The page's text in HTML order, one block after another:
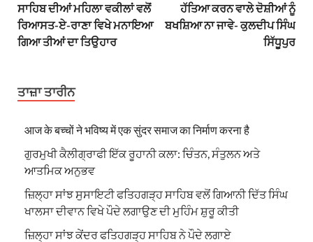
ਸਾਹਿਬ ਦੀਆਂ ਮਹਿਲਾ ਵਕੀਲਾਂ ਵਲੋਂ
ਰਿਆਸਤ-ਏ-ਰਾਣਾ ਵਿਖੇ ਮਨਾਇਆ
ਗਿਆ ਤੀਆਂ ਦਾ ਤਿਉਹਾਰ
ਹੱਤਿਆ ਕਰਨ ਵਾਲੇ ਦੋਸ਼ੀਆਂ ਨੂੰ
ਬਖਸ਼ਿਆ ਨਾ ਜਾਵੇ- ਕੁਲਦੀਪ ਸਿੰਘ
ਸਿੱਧੂਪੁਰ
ਤਾਜ਼ਾ ਤਾਰੀਨ
आज के बच्चों ने भविष्य में एक सुंदर समाज का निर्माण करना है
ਗੁਰਮੁਖੀ ਕੈਲੀਗ੍ਰਾਫੀ ਇੱਕ ਰੂਹਾਨੀ ਕਲਾ: ਚਿੰਤਨ, ਸੰਤੁਲਨ ਅਤੇ
ਆਤਮਿਕ ਅਨੁਭਵ
ਜ਼ਿਲ੍ਹਾ ਸਾਂਝ ਸੁਸਾਇਟੀ ਫਤਿਹਗੜ੍ਹ ਸਾਹਿਬ ਵਲੋਂ ਗਿਆਨੀ ਦਿੱਤ ਸਿੰਘ
ਖਾਲਸਾ ਦੀਵਾਨ ਵਿਖੇ ਪੌਦੇ ਲਗਾਉਣ ਦੀ ਮੁਹਿੰਮ ਸ਼ੁਰੂ ਕੀਤੀ
ਜ਼ਿਲ੍ਹਾ ਸਾਂਝ ਕੇਂਦਰ ਫਤਿਹਗੜ੍ਹ ਸਾਹਿਬ ਨੇ ਪੌਦੇ ਲਗਾਏ